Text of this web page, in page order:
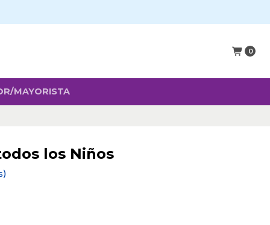
0
MAYORISTA
los Niños